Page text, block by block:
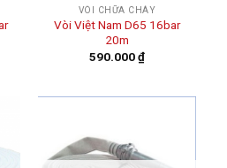
VÒI CHỮA CHÁY
Vòi Việt Nam D65 16bar
20m
590.000₫